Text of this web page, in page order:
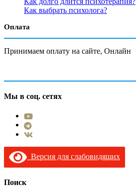
Как выбрать психолога?
Оплата
Принимаем оплату на сайте, Онлайн
Мы в соц. сетях
Версия для слабовидящих
Поиск